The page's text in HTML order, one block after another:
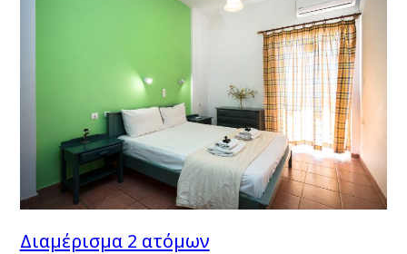
Διαμέρισμα 2 ατόμων